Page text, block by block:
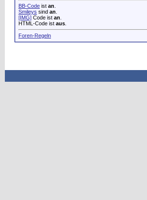
BB-Code ist an
Smileys sind an
[IMG] Code ist an
HTML-Code ist aus
Foren-Regeln